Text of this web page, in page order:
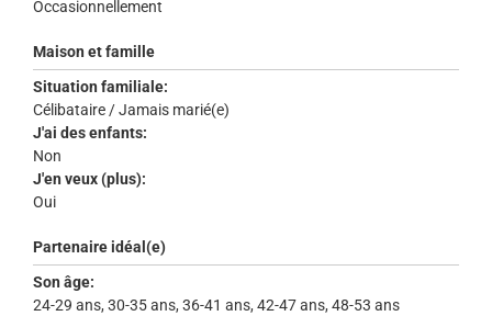
Occasionnellement
Maison et famille
Situation familiale:
Célibataire / Jamais marié(e)
J'ai des enfants:
Non
J'en veux (plus):
Oui
Partenaire idéal(e)
Son âge:
24-29 ans, 30-35 ans, 36-41 ans, 42-47 ans, 48-53 ans